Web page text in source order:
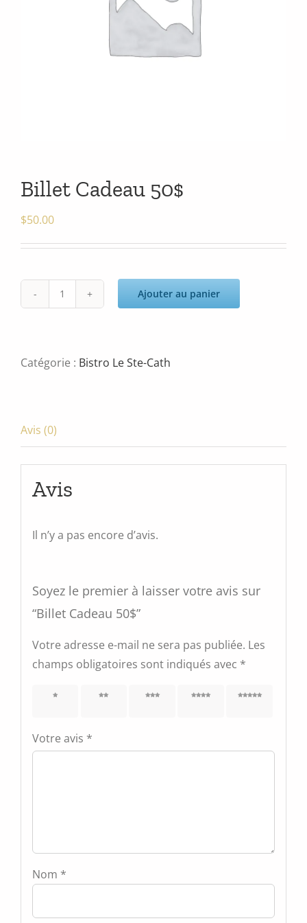
Billet Cadeau 50$
$50.00
quantité
Cadeau
Ajouter au panier
Catégorie : Bistro Le Ste-Cath
Avis (0)
Avis
Il n’y a pas encore d’avis.
Soyez le premier à laisser votre avis sur
“Billet Cadeau 50$”
Votre adresse e-mail ne sera pas publiée. Les
champs obligatoires sont indiqués avec *
1 étoile 2 étoiles 3 étoiles 4 étoiles 5 étoiles
Votre avis *
Nom *